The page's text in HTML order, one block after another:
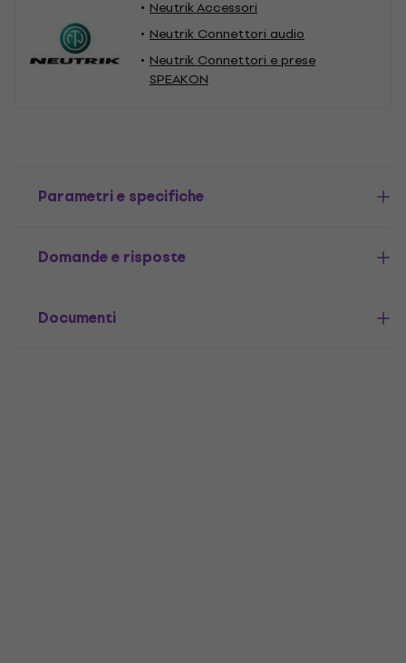
Neutrik Accessori
Neutrik Connettori audio
Neutrik Connettori e prese
SPEAKON
Parametri e specifiche
Domande e risposte
Documenti